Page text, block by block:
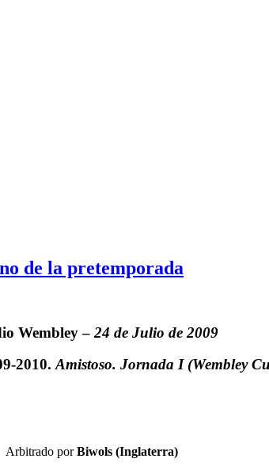
de la pretemporada
Wembley – 24 de Julio de 2009
2010.Amistoso. Jornada I (Wembley
Arbitrado porBiwols (Inglaterra)